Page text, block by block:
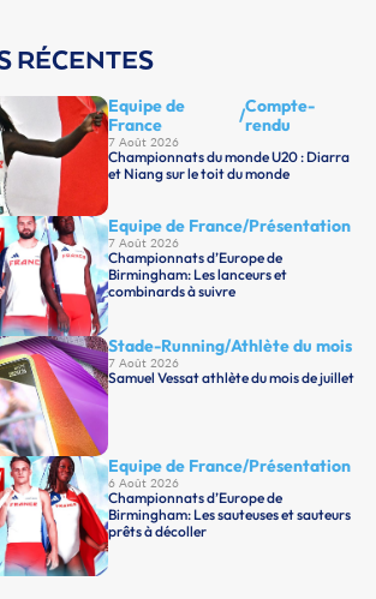
RÉCENTES
Equipe de
France
/Compte-
rendu
7 Août 2026
Championnats du monde U20 : Diarra
et Niang sur le toit du monde
Equipe de France/Présentation
7 Août 2026
Championnats d’Europe de
Birmingham: Les lanceurs et
combinards à suivre
Stade-Running/Athlète du mois
7 Août 2026
Samuel Vessat athlète du mois de juillet
Equipe de France/Présentation
6 Août 2026
Championnats d’Europe de
Birmingham: Les sauteuses et sauteurs
prêts à décoller